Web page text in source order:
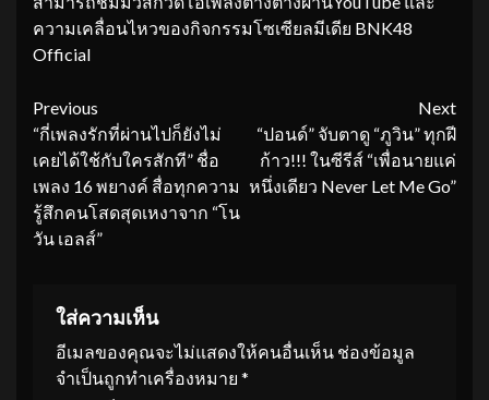
ความเคลื่อนไหวของกิจกรรมโซเซียลมีเดีย BNK48
Official
Continue
Reading
Previous
“กี่เพลงรักที่ผ่านไปก็ยังไม่
เคยได้ใช้กับใครสักที” ชื่อ
เพลง 16 พยางค์ สื่อทุกความ
รู้สึกคนโสดสุดเหงาจาก “โน
วัน เอลส์”
Next
“ปอนด์” จับตาดู “ภูวิน” ทุกฝี
ก้าว!!! ในซีรีส์ “เพื่อนายแค่
หนึ่งเดียว Never Let Me Go”
ใส่ความเห็น
อีเมลของคุณจะไม่แสดงให้คนอื่นเห็น ช่องข้อมูล
จำเป็นถูกทำเครื่องหมาย *